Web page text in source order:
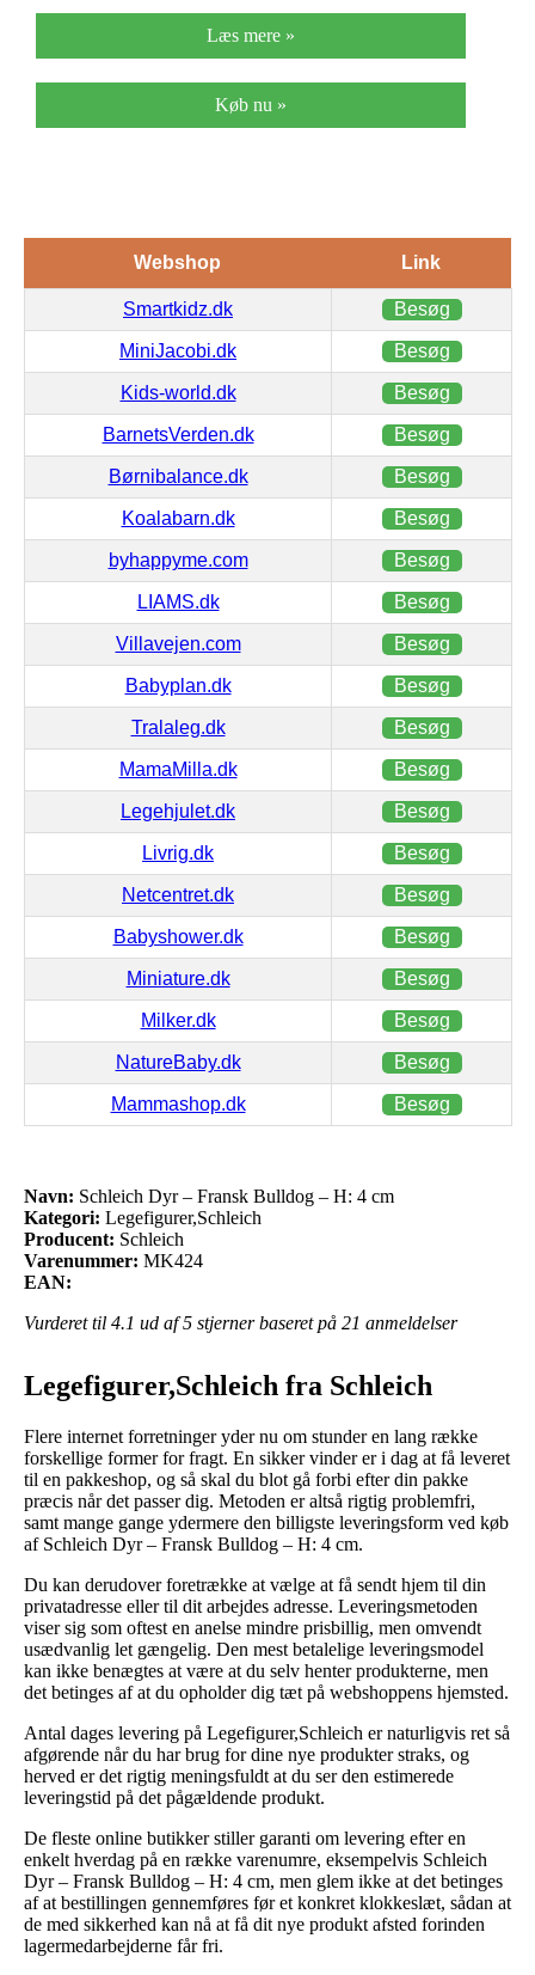
Læs mere »
Køb nu »
Webshop Link
Smartkidz.dk Besøg
MiniJacobi.dk Besøg
Kids-world.dk Besøg
BarnetsVerden.dk Besøg
Børnibalance.dk Besøg
Koalabarn.dk Besøg
byhappyme.com Besøg
LIAMS.dk Besøg
Villavejen.com Besøg
Babyplan.dk Besøg
Tralaleg.dk Besøg
MamaMilla.dk Besøg
Legehjulet.dk Besøg
Livrig.dk Besøg
Netcentret.dk Besøg
Babyshower.dk Besøg
Miniature.dk Besøg
Milker.dk Besøg
NatureBaby.dk Besøg
Mammashop.dk Besøg
Navn: Schleich Dyr – Fransk Bulldog – H: 4 cm
Kategori: Legefigurer,Schleich
Producent: Schleich
Varenummer: MK424
EAN:
Vurderet til 4.1 ud af 5 stjerner baseret på 21 anmeldelser
Legefigurer,Schleich fra Schleich
Flere internet forretninger yder nu om stunder en lang række
forskellige former for fragt. En sikker vinder er i dag at få leveret
til en pakkeshop, og så skal du blot gå forbi efter din pakke
præcis når det passer dig. Metoden er altså rigtig problemfri,
samt mange gange ydermere den billigste leveringsform ved køb
af Schleich Dyr – Fransk Bulldog – H: 4 cm.
Du kan derudover foretrække at vælge at få sendt hjem til din
privatadresse eller til dit arbejdes adresse. Leveringsmetoden
viser sig som oftest en anelse mindre prisbillig, men omvendt
usædvanlig let gængelig. Den mest betalelige leveringsmodel
kan ikke benægtes at være at du selv henter produkterne, men
det betinges af at du opholder dig tæt på webshoppens hjemsted.
Antal dages levering på Legefigurer,Schleich er naturligvis ret så
afgørende når du har brug for dine nye produkter straks, og
herved er det rigtig meningsfuldt at du ser den estimerede
leveringstid på det pågældende produkt.
De fleste online butikker stiller garanti om levering efter en
enkelt hverdag på en række varenumre, eksempelvis Schleich
Dyr – Fransk Bulldog – H: 4 cm, men glem ikke at det betinges
af at bestillingen gennemføres før et konkret klokkeslæt, sådan at
de med sikkerhed kan nå at få dit nye produkt afsted forinden
lagermedarbejderne får fri.